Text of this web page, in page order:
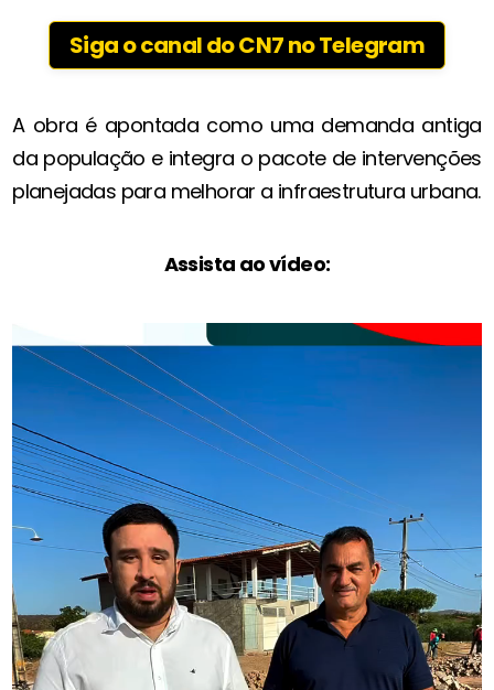
Siga o canal do CN7 no Telegram
A obra é apontada como uma demanda antiga
da população e integra o pacote de intervenções
planejadas para melhorar a infraestrutura urbana.
Assista ao vídeo: